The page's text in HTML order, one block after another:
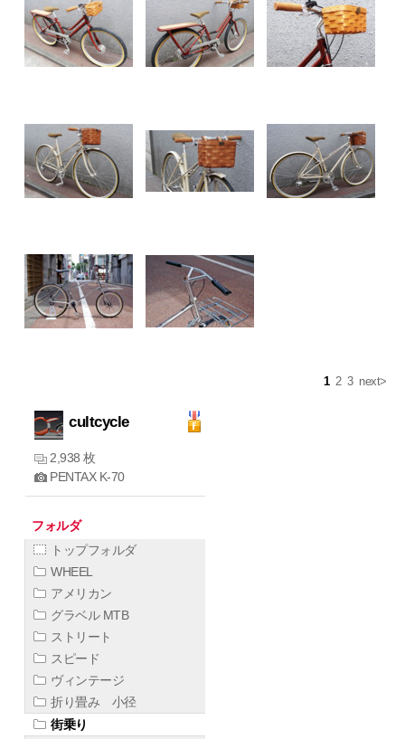
1 2 3 next>
cultcycle
2,938 枚
PENTAX K-70
フォルダ
トップフォルダ
WHEEL
アメリカン
グラベル MTB
ストリート
スピード
ヴィンテージ
折り畳み 小径
街乗り